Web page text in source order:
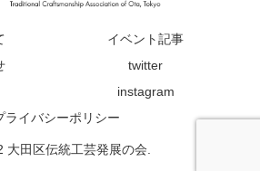
イベント記事
twitter
instagram
ライバシーポリシー
大田区伝統工芸発展の会.